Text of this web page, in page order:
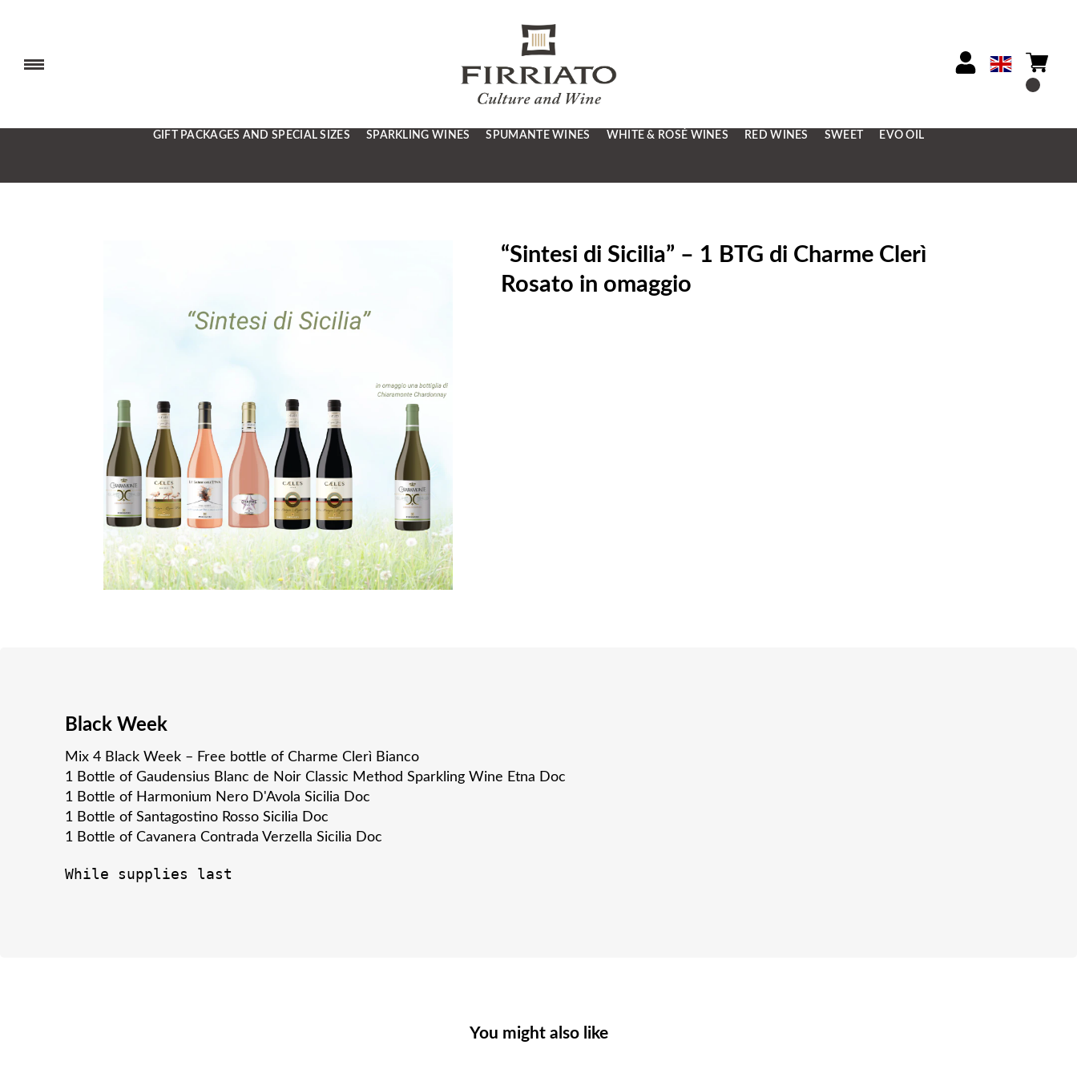
GIFT PACKAGES AND SPECIAL SIZES SPARKLING WINES SPUMANTE WINES WHITE & ROSÉ WINES RED WINES SWEET EVO OIL
“Sintesi di Sicilia” – 1 BTG di Charme Clerì
Rosato in omaggio
Black Week
Mix 4 Black Week – Free bottle of Charme Clerì Bianco
1 Bottle of Gaudensius Blanc de Noir Classic Method Sparkling Wine Etna Doc
1 Bottle of Harmonium Nero D'Avola Sicilia Doc
1 Bottle of Santagostino Rosso Sicilia Doc
1 Bottle of Cavanera Contrada Verzella Sicilia Doc
While supplies last
You might also like